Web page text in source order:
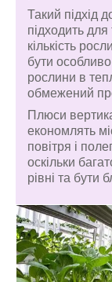
Такий підхід
підходить
кількість
бути
рослини в
обмежений
Плюси
економлять
повітря і
оскільки
рівні та бути